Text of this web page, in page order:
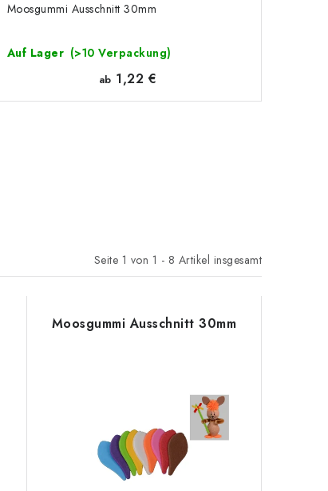
Moosgummi Ausschnitt 30mm
Auf Lager (>10 Verpackung)
ab 1,22 €
Seite 1 von 1 - 8 Artikel insgesamt
Moosgummi Ausschnitt 30mm